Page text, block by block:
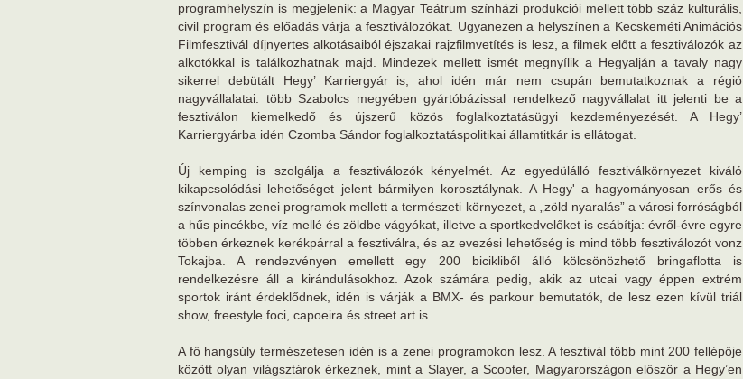
programhelyszín is megjelenik: a Magyar Teátrum színházi produkciói mellett több száz kulturális,
civil program és előadás várja a fesztiválozókat. Ugyanezen a helyszínen a Kecskeméti Animációs
Filmfesztivál díjnyertes alkotásaiból éjszakai rajzfilmvetítés is lesz, a filmek előtt a fesztiválozók az
alkotókkal is találkozhatnak majd. Mindezek mellett ismét megnyílik a Hegyalján a tavaly nagy
sikerrel debütált Hegy’ Karriergyár is, ahol idén már nem csupán bemutatkoznak a régió
nagyvállalatai: több Szabolcs megyében gyártóbázissal rendelkező nagyvállalat itt jelenti be a
fesztiválon kiemelkedő és újszerű közös foglalkoztatásügyi kezdeményezését. A Hegy’
Karriergyárba idén Czomba Sándor foglalkoztatáspolitikai államtitkár is ellátogat.
Új kemping is szolgálja a fesztiválozók kényelmét. Az egyedülálló fesztiválkörnyezet kiváló
kikapcsolódási lehetőséget jelent bármilyen korosztálynak. A Hegy' a hagyományosan erős és
színvonalas zenei programok mellett a természeti környezet, a „zöld nyaralás” a városi forróságból
a hűs pincékbe, víz mellé és zöldbe vágyókat, illetve a sportkedvelőket is csábítja: évről-évre egyre
többen érkeznek kerékpárral a fesztiválra, és az evezési lehetőség is mind több fesztiválozót vonz
Tokajba. A rendezvényen emellett egy 200 bicikliből álló kölcsönözhető bringaflotta is
rendelkezésre áll a kirándulásokhoz. Azok számára pedig, akik az utcai vagy éppen extrém
sportok iránt érdeklődnek, idén is várják a BMX- és parkour bemutatók, de lesz ezen kívül triál
show, freestyle foci, capoeira és street art is.
A fő hangsúly természetesen idén is a zenei programokon lesz. A fesztivál több mint 200 fellépője
között olyan világsztárok érkeznek, mint a Slayer, a Scooter, Magyarországon először a Hegy’en